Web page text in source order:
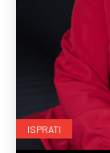
ISPRATI